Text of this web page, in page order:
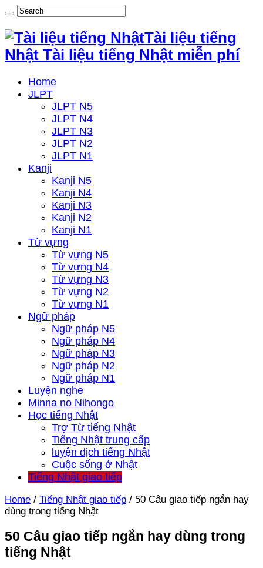
Tài liệu tiếng
Nhật Tài liệu tiếng Nhật miễn phí
Home
JLPT
JLPT N5
JLPT N4
JLPT N3
JLPT N2
JLPT N1
Kanji
Kanji N5
Kanji N4
Kanji N3
Kanji N2
Kanji N1
Từ vựng
Từ vựng N5
Từ vựng N4
Từ vựng N3
Từ vựng N2
Từ vựng N1
Ngữ pháp
Ngữ pháp N5
Ngữ pháp N4
Ngữ pháp N3
Ngữ pháp N2
Ngữ pháp N1
Luyện nghe
Minna no Nihongo
Học tiếng Nhật
Trợ Từ tiếng Nhật
Tiếng Nhật trung cấp
luyện dịch tiếng Nhật
Cuộc sống ở Nhật
Tiếng Nhật giao tiếp
Home / Tiếng Nhật giao tiếp / 50 Câu giao tiếp ngắn hay
dùng trong tiếng Nhật
50 Câu giao tiếp ngắn hay dùng trong
tiếng Nhật